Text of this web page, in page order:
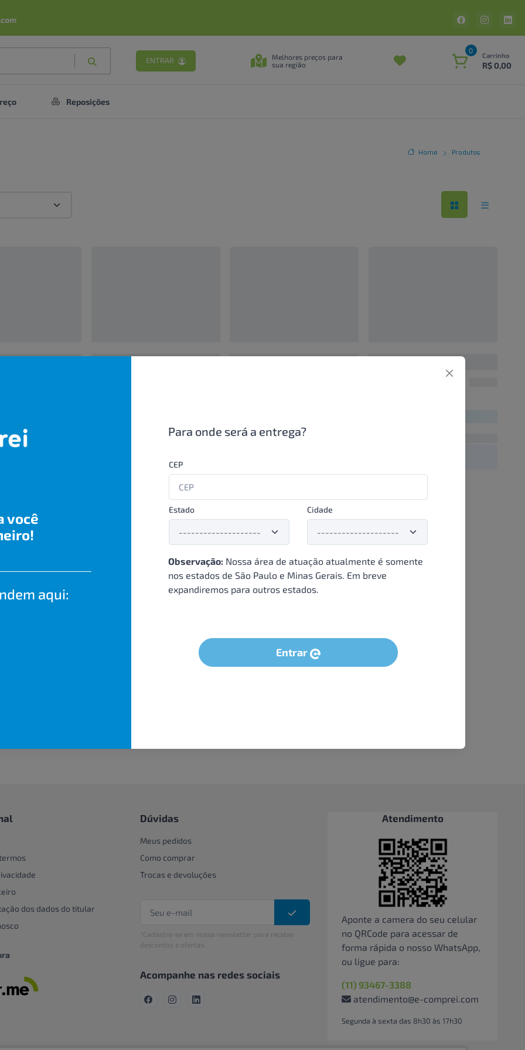
ENTRAR
Melhores preços para
sua região
0
Carrinho
R$ 0,00
Reposições
Home Produtos
você
aqui:
Para onde será a entrega?
CEP
Estado Cidade
Observação: Nossa área de atuação atualmente é somente
nos estados de São Paulo e Minas Gerais. Em breve
expandiremos para outros estados.
Entrar
dos dados do titular
Dúvidas
Meus pedidos
Como comprar
Trocas e devoluções
*Cadastre-se em nossa newsletter para receber
descontos e ofertas.
Acompanhe nas redes sociais
Atendimento
Aponte a camera do seu celular
no QRCode para acessar de
forma rápida o nosso WhatsApp,
ou ligue para:
(11) 93467-3388
atendimento@e-comprei.com
Segunda à sexta das 8h30 às 17h30